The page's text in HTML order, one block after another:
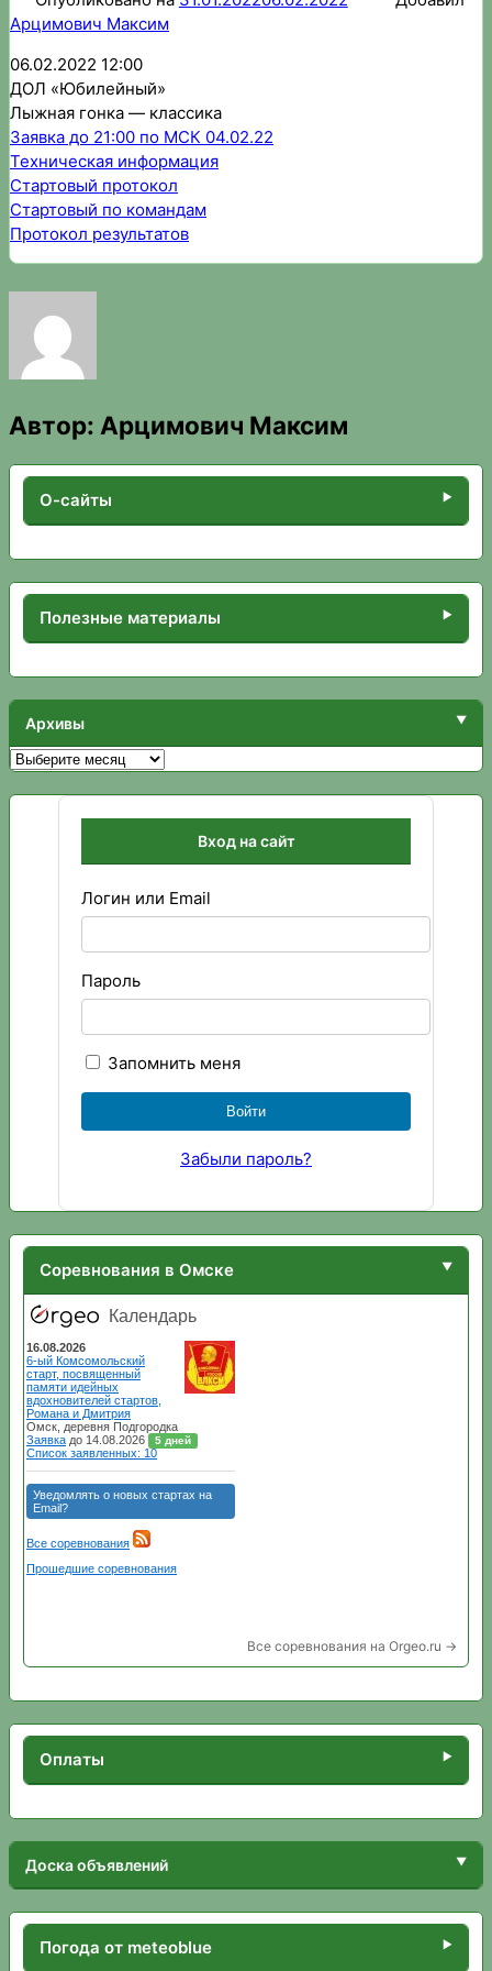
Арцимович Максим
06.02.2022 12:00
ДОЛ «Юбилейный»
Лыжная гонка — классика
Заявка до 21:00 по МСК 04.02.22
Техническая информация
Стартовый протокол
Стартовый по командам
Протокол результатов
Автор: Арцимович Максим
О-сайты
Полезные материалы
Архивы
Архивы
Вход на сайт
Логин или Email
Пароль
Запомнить меня
Забыли пароль?
Соревнования в Омске
Все соревнования на Orgeo.ru →
Оплаты
Доска объявлений
Погода от meteoblue